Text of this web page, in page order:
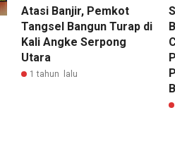
Atasi Banjir, Pemkot
Tangsel Bangun Turap di
Kali Angke Serpong
Utara
1 tahun lalu